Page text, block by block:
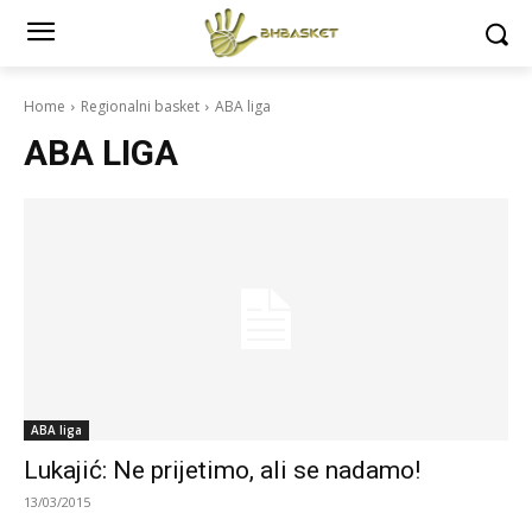
Home Regionalni basket ABA liga
ABA LIGA
ABA liga
Lukajić: Ne prijetimo, ali se nadamo!
13/03/2015